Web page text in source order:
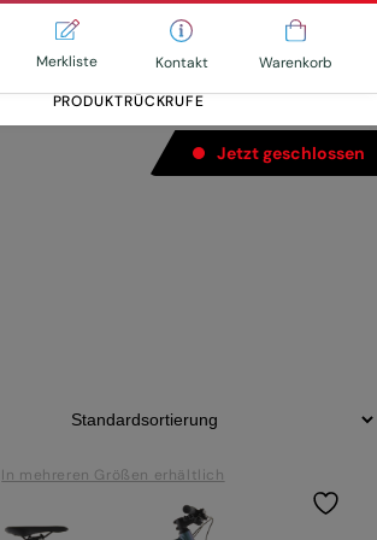
Merkliste Kontakt
Warenkorb
PRODUKTRÜCKRUFE
Jetzt geschlossen
In mehreren Größen erhältlich